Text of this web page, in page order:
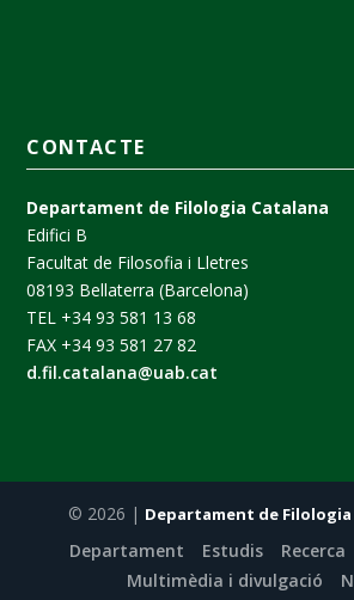
CONTACTE
Departament de Filologia Catalana
Edifici B
Facultat de Filosofia i Lletres
08193 Bellaterra (Barcelona)
TEL +34 93 581 13 68
FAX +34 93 581 27 82
d.fil.catalana@uab.cat
© 2026 | Departament de Filologia
Departament Estudis Recerca
Multimèdia i divulgació